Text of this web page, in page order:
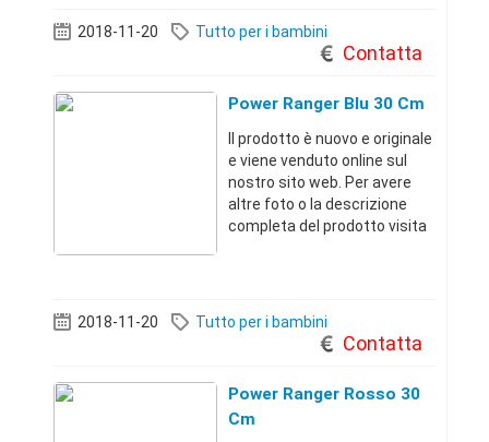
(Roma)+3967911351 36 €
2018-11-20 Tutto per i bambini
Contatta
Power Ranger Blu 30 Cm
Il prodotto è nuovo e originale
e viene venduto online sul
nostro sito web. Per avere
altre foto o la descrizione
completa del prodotto visita
(Roma)+3967911351 17 €
2018-11-20 Tutto per i bambini
Contatta
Power Ranger Rosso 30
Cm